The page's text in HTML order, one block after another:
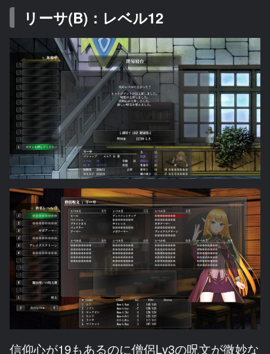
リーサ(B)：レベル12
信仰心が19もあるのに僧侶Lv3の呪文が微妙な